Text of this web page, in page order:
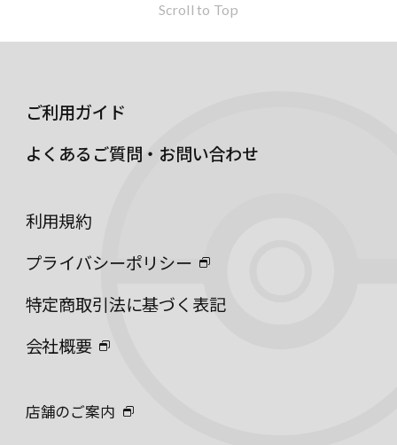
Scroll to Top
ご利用ガイド
よくあるご質問・お問い合わせ
利用規約
プライバシーポリシー
特定商取引法に基づく表記
会社概要
店舗のご案内